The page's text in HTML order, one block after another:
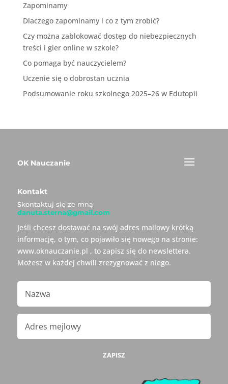
Zapominamy
Dlaczego zapominamy i co z tym zrobić?
Czy można zablokować dostęp do niebezpiecznych
treści i gier online w szkole?
Co pomaga być nauczycielem?
Uczenie się o dobrostan ucznia
Podsumowanie roku szkolnego 2025–26 w Edutopii
OK Nauczanie
Kontakt
Skontaktuj się ze mną
danuta.sterna@gmail.com
Jeśli chcesz dostawać na swój adres mailowy krótką
informację, o tym, co pojawiło się nowego na stronie:
www.oknauczanie.pl , to zapisz się do newslettera.
Możesz w każdej chwili zrezygnować z niego.
ZAPISZ